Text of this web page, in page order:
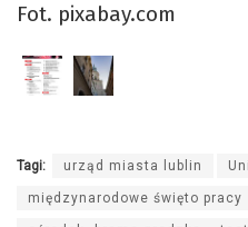
Fot. pixabay.com
Tagi: urząd miasta lublin
międzynarodowe święto pracy